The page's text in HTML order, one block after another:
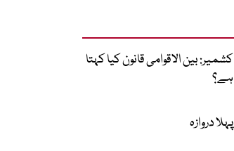
کشمیر: بین الاقوامی قانون کیا کہتا
ہے؟
پہلا دروازہ